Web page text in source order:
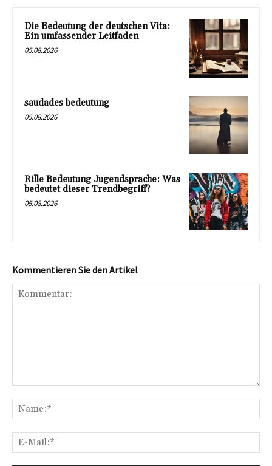
Die Bedeutung der deutschen Vita:
Ein umfassender Leitfaden
05.08.2026
saudades bedeutung
05.08.2026
Rille Bedeutung Jugendsprache: Was
bedeutet dieser Trendbegriff?
05.08.2026
Kommentieren Sie den Artikel